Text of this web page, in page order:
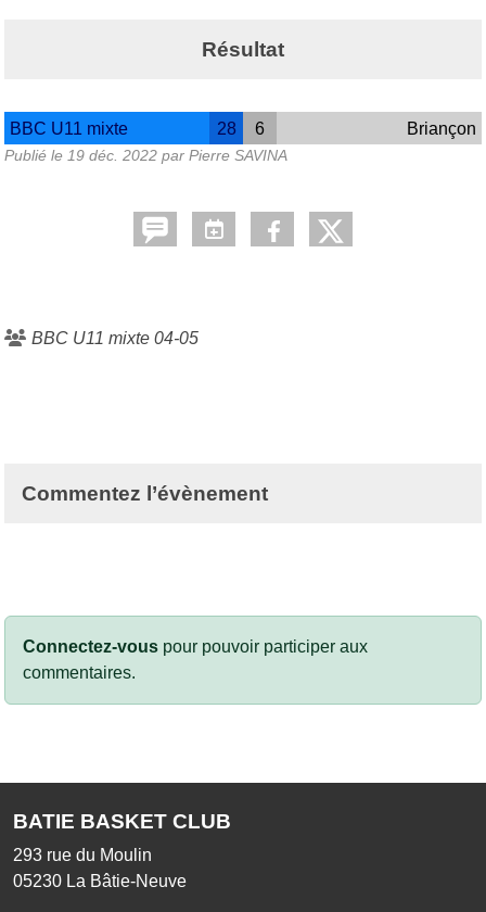
Résultat
BBC U11 mixte 28 6 Briançon
Publié le 19 déc. 2022 par Pierre SAVINA
BBC U11 mixte 04-05
Commentez l’évènement
Connectez-vous pour pouvoir participer aux
commentaires.
BATIE BASKET CLUB
293 rue du Moulin
05230 La Bâtie-Neuve